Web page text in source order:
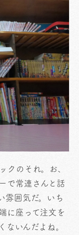
クのそれ。お、
で常連さんと話
雰囲気だ。いち
に座って注文を
ないんだよね。